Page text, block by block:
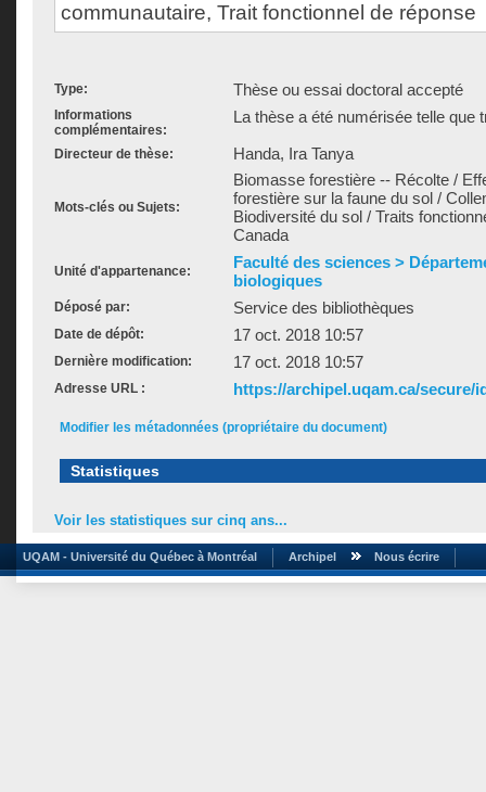
communautaire, Trait fonctionnel de réponse
Type: Thèse ou essai doctoral accepté
Informations
complémentaires:
La thèse a été numérisée telle que
Directeur de thèse: Handa, Ira Tanya
Mots-clés ou Sujets:
Biomasse forestière -- Récolte /
forestière sur la faune du sol /
Biodiversité du sol / Traits
Canada
Unité d'appartenance:
Faculté des sciences >
biologiques
Déposé par: Service des bibliothèques
Date de dépôt: 17 oct. 2018 10:57
Dernière modification: 17 oct. 2018 10:57
Adresse URL : https://archipel.uqam.ca/secure/
Modifier les métadonnées (propriétaire du document)
Statistiques
Voir les statistiques sur cinq ans...
UQAM - Université du Québec à Montréal Archipel Nous écrire